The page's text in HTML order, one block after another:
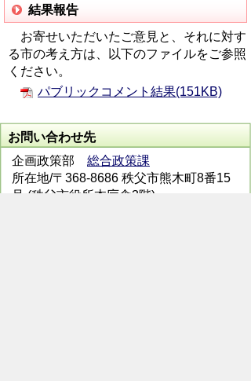
結果報告
お寄せいただいたご意見と、それに対す
る市の考え方は、以下のファイルをご参照
ください。
パブリックコメント結果(151KB)
お問い合わせ先
企画政策部 総合政策課
所在地/〒368-8686 秩父市熊木町8番15
号 (秩父市役所本庁舎3階)